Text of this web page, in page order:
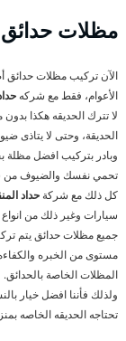
مظلات حدائق
الآن تركيب مظلات حدائق
الأعوام، فقط مع شركه
لا تترك الحديقه هكذا
الحديقة، وحتى لا يتاذى
وبادر بتركيب افضل مظلة
تحمي نفسك والضيوف من
كل ذلك مع شركة حداد
سيارات وغير ذلك من
جميع مظلات حدائق يتم
مستوى من الخبره
المظلات الخاصة بالحدائق.
ولذلك فأننا افضل خيار
تحتاجه الحديقه الخاصه